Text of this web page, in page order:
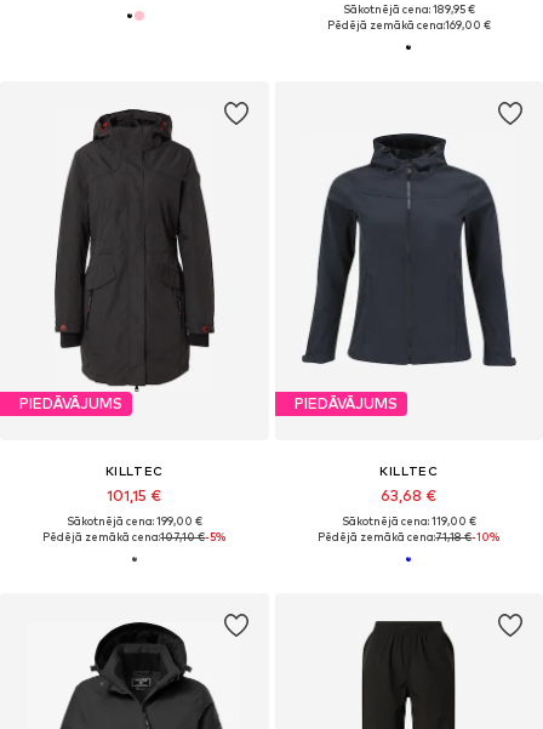
Sākotnējā cena: 189,95 €
Pēdējā zemākā cena:169,00 €
PIEDĀVĀJUMS
KILLTEC
101,15 €
Sākotnējā cena: 199,00 €
Pēdējā zemākā cena:107,10 €-5%
PIEDĀVĀJUMS
KILLTEC
63,68 €
Sākotnējā cena: 119,00 €
Pēdējā zemākā cena:71,18 €-10%